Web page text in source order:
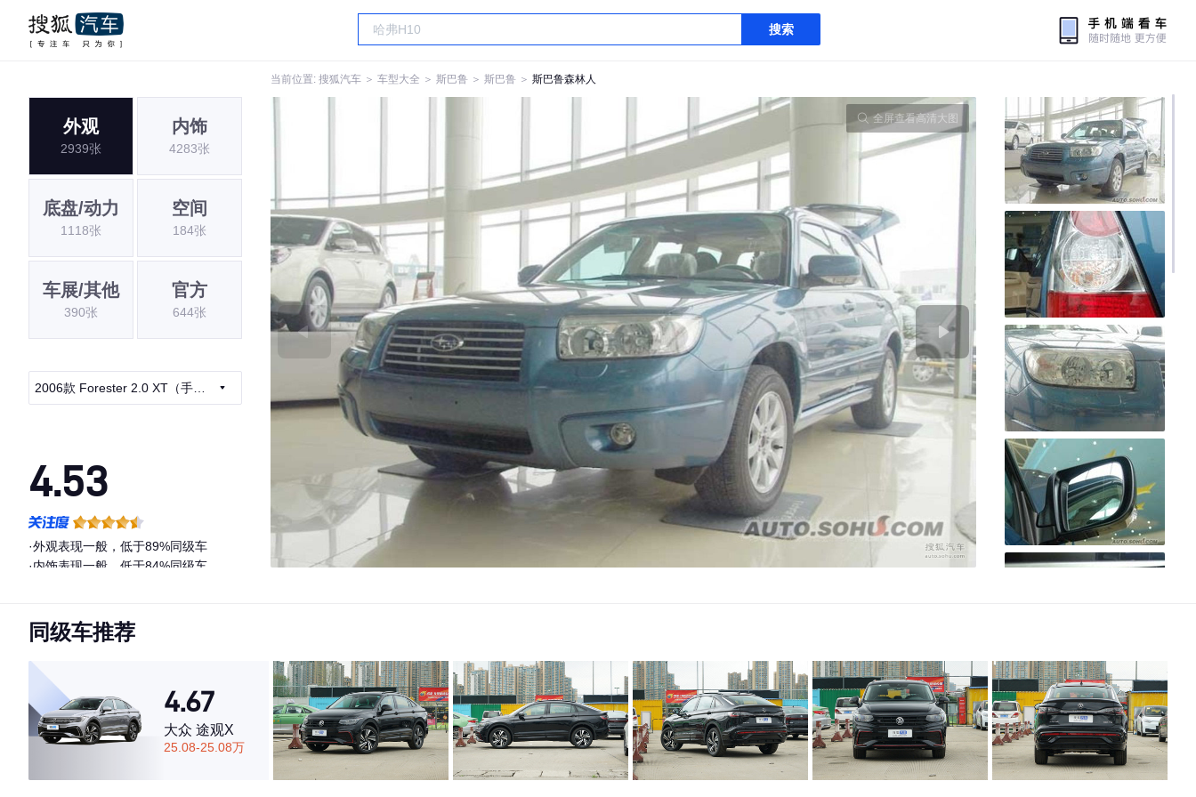
搜索
当前位置: 搜狐汽车 ＞ 车型大全 ＞ 斯巴鲁 ＞ 斯巴鲁 ＞ 斯巴鲁森林人
外观
2939张
内饰
4283张
底盘/动力
1118张
空间
184张
车展/其他
390张
官方
644张
2006款 Forester 2.0 XT（手自
4.53
·外观表现一般，低于89%同级车
·内饰表现一般，低于84%同级车
全屏查看高清大图
同级车推荐
4.67
大众 途观X
25.08-25.08万